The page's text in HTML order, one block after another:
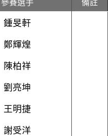
鍾旻軒
鄭輝煌
陳柏祥
劉亮坤
王明捷
謝受洋